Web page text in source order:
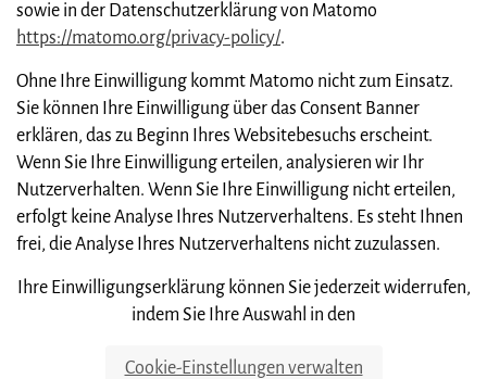
sowie in der Datenschutzerklärung von Matomo
https://matomo.org/privacy-policy/.
Ohne Ihre Einwilligung kommt Matomo nicht zum Einsatz.
Sie können Ihre Einwilligung über das Consent Banner
erklären, das zu Beginn Ihres Websitebesuchs erscheint.
Wenn Sie Ihre Einwilligung erteilen, analysieren wir Ihr
Nutzerverhalten. Wenn Sie Ihre Einwilligung nicht erteilen,
erfolgt keine Analyse Ihres Nutzerverhaltens. Es steht Ihnen
frei, die Analyse Ihres Nutzerverhaltens nicht zuzulassen.
Ihre Einwilligungserklärung können Sie jederzeit widerrufen,
indem Sie Ihre Auswahl in den
Cookie-Einstellungen verwalten